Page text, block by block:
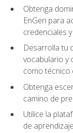
Obtenga
EnGen para
credenciales
Desarrolla tu
vocabulario y
como técnico
Obtenga
camino de
Utilice la
de